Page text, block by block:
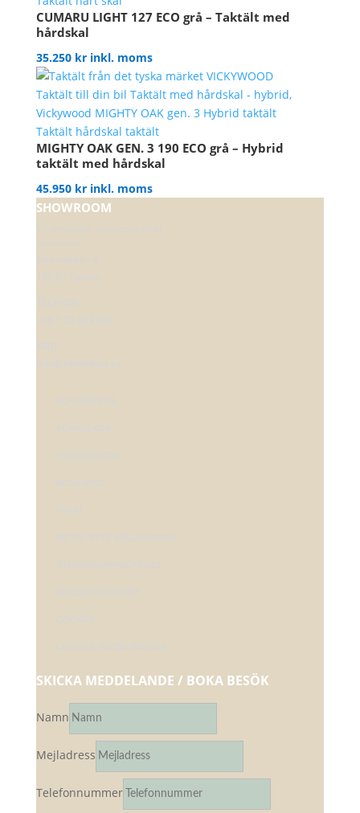
CUMARU LIGHT 127 ECO grå – Taktält med
hårdskal
35.250 kr inkl. moms
MIGHTY OAK GEN. 3 190 ECO grå – Hybrid
taktält med hårdskal
45.950 kr inkl. moms
SHOWROOM
SKICKA MEDDELANDE / BOKA BESÖK
Namn
Mejladress
Telefonnummer